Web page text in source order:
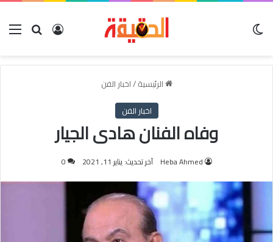
بحث عنتسجيل
الرئيسية/اخبار الفن
اخبار الفن
وفاه الفنان هادى الجيار
Heba Ahmed آخر تحديث: يناير 11, 2021 0